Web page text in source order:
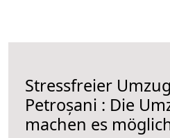
Stressfreier
Petroșani : Die
machen es